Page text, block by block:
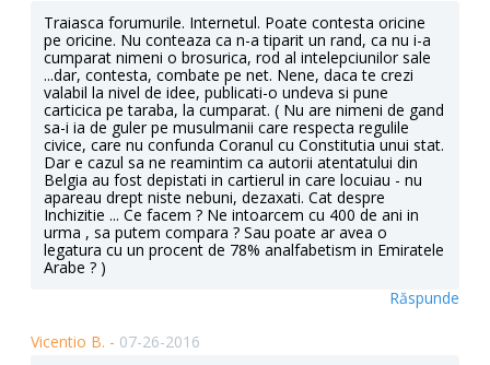
Traiasca forumurile. Internetul. Poate contesta oricine
pe oricine. Nu conteaza ca n-a tiparit un rand, ca nu i-a
cumparat nimeni o brosurica, rod al intelepciunilor sale
...dar, contesta, combate pe net. Nene, daca te crezi
valabil la nivel de idee, publicati-o undeva si pune
carticica pe taraba, la cumparat. ( Nu are nimeni de gand
sa-i ia de guler pe musulmanii care respecta regulile
civice, care nu confunda Coranul cu Constitutia unui stat.
Dar e cazul sa ne reamintim ca autorii atentatului din
Belgia au fost depistati in cartierul in care locuiau - nu
apareau drept niste nebuni, dezaxati. Cat despre
Inchizitie ... Ce facem ? Ne intoarcem cu 400 de ani in
urma , sa putem compara ? Sau poate ar avea o
legatura cu un procent de 78% analfabetism in Emiratele
Arabe ? )
Răspunde
Vicentio B. - 07-26-2016